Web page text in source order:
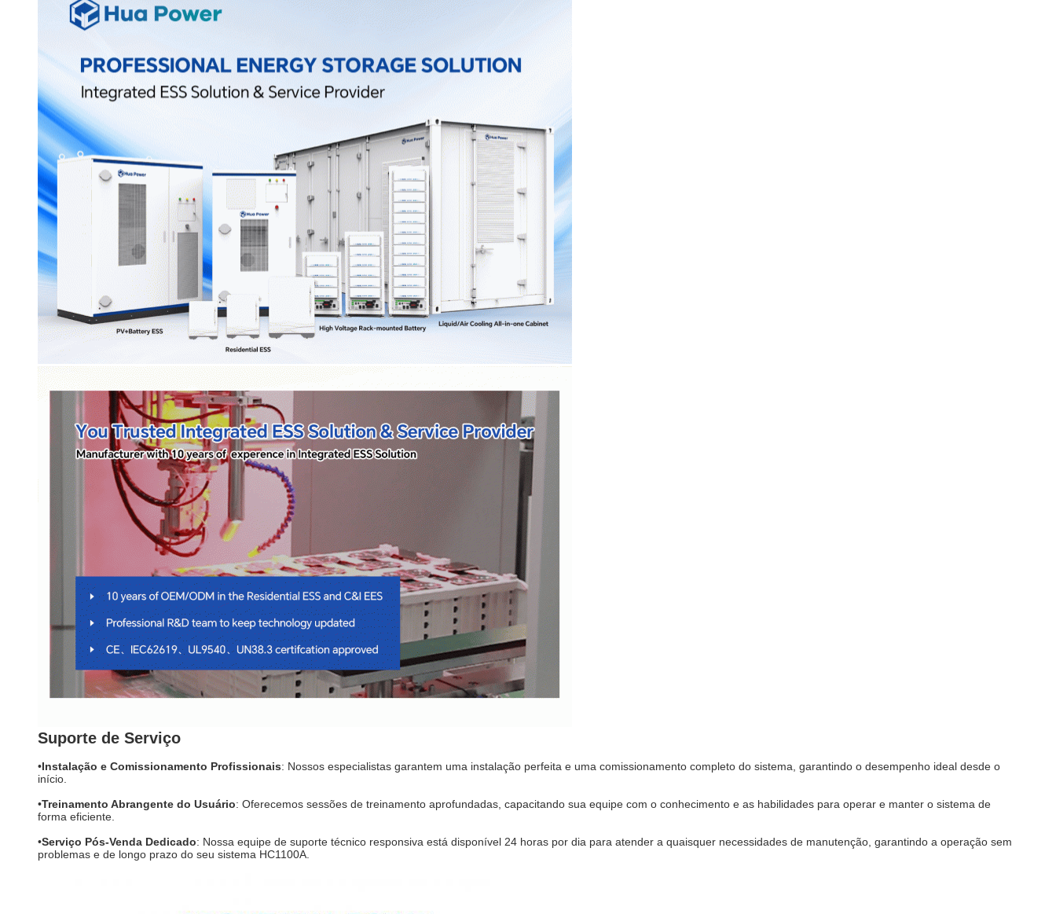
Suporte de Serviço
•Instalação e Comissionamento Profissionais: Nossos especialistas garantem uma instalação perfeita e uma comissionamento completo do sistema, garantindo o desempenho ideal desde o
início.
•Treinamento Abrangente do Usuário: Oferecemos sessões de treinamento aprofundadas, capacitando sua equipe com o conhecimento e as habilidades para operar e manter o sistema de
forma eficiente.
•Serviço Pós-Venda Dedicado: Nossa equipe de suporte técnico responsiva está disponível 24 horas por dia para atender a quaisquer necessidades de manutenção, garantindo a operação sem
problemas e de longo prazo do seu sistema HC1100A.